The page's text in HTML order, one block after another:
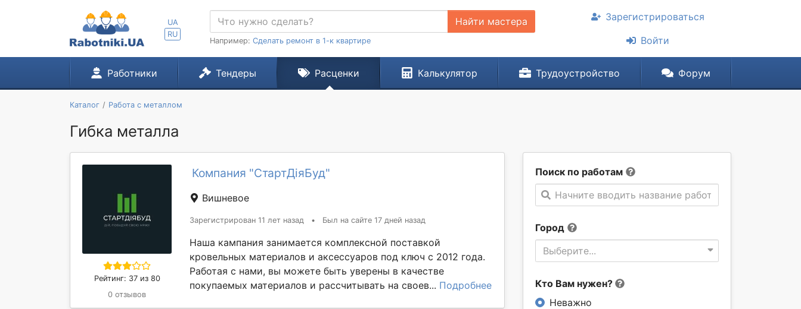
UA
RU
Найти мастера
Например: Сделать ремонт в 1-к квартире
Зарегистрироваться
Войти
Работники Тендеры Расценки Калькулятор Трудоустройство Форум
Каталог Работа с металлом
Гибка металла
Поиск по работам
Начните вводить название работы
Город
Выберите...
Кто Вам нужен?
Неважно
Рейтинг: 37 из 80
0 отзывов
Компания "СтартДіяБуд"
Вишневое
Зарегистрирован 11 лет назад • Был на сайте 17 дней назад
Наша кампания занимается комплексной поставкой
кровельных материалов и аксессуаров под ключ с 2012 года.
Работая с нами, вы можете быть уверены в качестве
покупаемых материалов и рассчитывать на своев... Подробнее